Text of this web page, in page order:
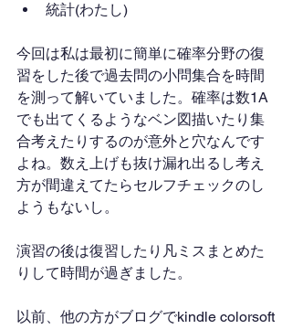
統計(わたし)
今回は私は最初に簡単に確率分野の復
習をした後で過去問の小問集合を時間
を測って解いていました。確率は数1A
でも出てくるようなベン図描いたり集
合考えたりするのが意外と穴なんです
よね。数え上げも抜け漏れ出るし考え
方が間違えてたらセルフチェックのし
ようもないし。
演習の後は復習したり凡ミスまとめた
りして時間が過ぎました。
以前、他の方がブログでkindle colorsoft